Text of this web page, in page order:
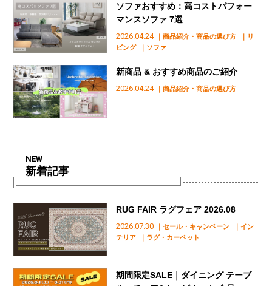
2026.04.24 ｜商品紹介・商品の選び方
｜リ
ビング
｜ソファ
ソファおすすめ：高コストパフォー
マンスソファ 7選
2026.04.24 ｜商品紹介・商品の選び方
新商品 & おすすめ商品のご紹介
NEW
新着記事
2026.07.30 ｜セール・キャンペーン
｜イン
テリア
｜ラグ・カーペット
RUG FAIR ラグフェア 2026.08
期間限定SALE｜ダイニング テーブ